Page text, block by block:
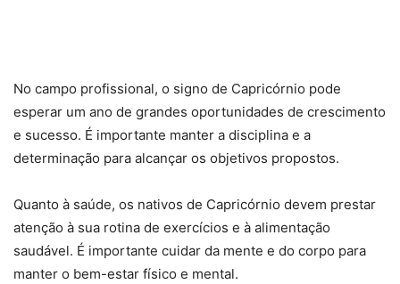
No campo profissional, o signo de Capricórnio pode
esperar um ano de grandes oportunidades de crescimento
e sucesso. É importante manter a disciplina e a
determinação para alcançar os objetivos propostos.
Quanto à saúde, os nativos de Capricórnio devem prestar
atenção à sua rotina de exercícios e à alimentação
saudável. É importante cuidar da mente e do corpo para
manter o bem-estar físico e mental.